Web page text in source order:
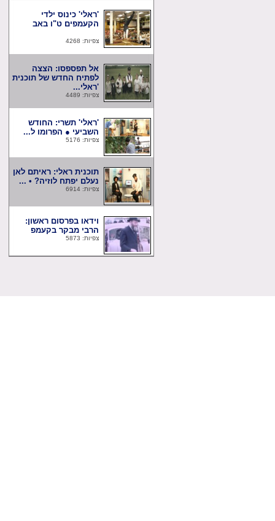
'ראלי' כינוס ילדי
הקעמפים ט"ו באב
צפיות: 4268
אל תפספסו: הצצה
לפתיח החדש של תוכנית
'ראלי...
צפיות: 4489
'ראלי' תשרי: החודש
השביעי ● הפרומו ל...
צפיות: 5176
תוכנית ראלי: ראיתם לאן
נעלם יפתח לוזיה? • ...
צפיות: 6914
וידאו בפרסום ראשון:
הרבי מבקר בקעמפ
צפיות: 5873